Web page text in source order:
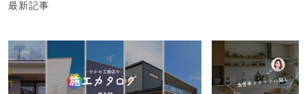
最新記事